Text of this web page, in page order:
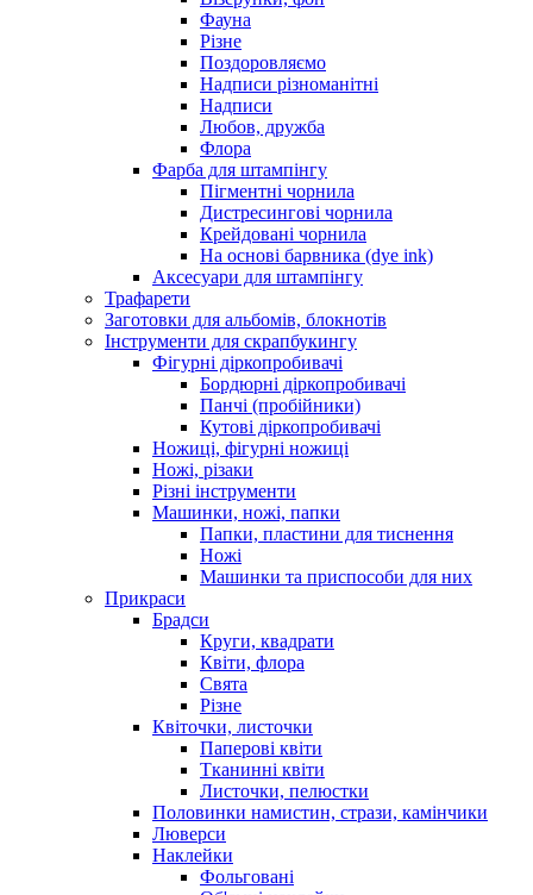
Фауна
Різне
Поздоровляємо
Надписи різноманітні
Надписи
Любов, дружба
Флора
Фарба для штампінгу
Пігментні чорнила
Дистресингові чорнила
Крейдовані чорнила
На основі барвника (dye ink)
Аксесуари для штампінгу
Трафарети
Заготовки для альбомів, блокнотів
Інструменти для скрапбукингу
Фігурні діркопробивачі
Бордюрні діркопробивачі
Панчі (пробійники)
Кутові діркопробивачі
Ножиці, фігурні ножиці
Ножі, різаки
Різні інструменти
Машинки, ножі, папки
Папки, пластини для тиснення
Ножі
Машинки та приспособи для них
Прикраси
Брадси
Круги, квадрати
Квіти, флора
Свята
Різне
Квіточки, листочки
Паперові квіти
Тканинні квіти
Листочки, пелюстки
Половинки намистин, стрази, камінчики
Люверси
Наклейки
Фольговані